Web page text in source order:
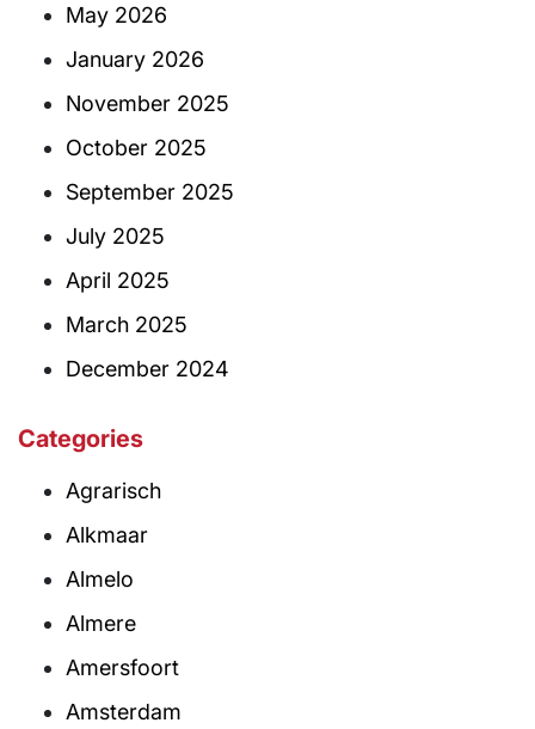
May 2026
January 2026
November 2025
October 2025
September 2025
July 2025
April 2025
March 2025
December 2024
Categories
Agrarisch
Alkmaar
Almelo
Almere
Amersfoort
Amsterdam